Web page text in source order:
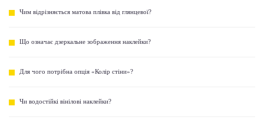
Чим відрізняється матова плівка від глянцевої?
Що означає дзеркальне зображення наклейки?
Для чого потрібна опція «Колір стіни»?
Чи водостійкі вінілові наклейки?